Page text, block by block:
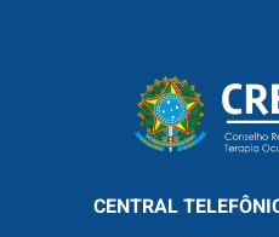
CENTRAL